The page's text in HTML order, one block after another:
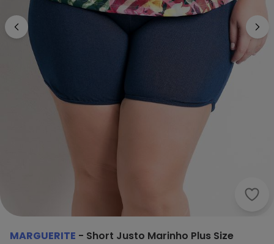
MARGUERITE - Short Justo Marinho Plus Size